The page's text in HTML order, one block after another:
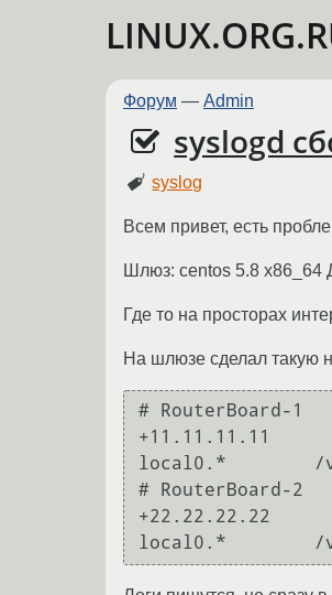
Форум — Admin
syslogd
syslog
Всем привет, есть
Шлюз: centos 5.8 x86_64
Где то на просторах
На шлюзе сделал такую
# RouterBoard-1
+11.11.11.11
local0.*        /
# RouterBoard-2
+22.22.22.22